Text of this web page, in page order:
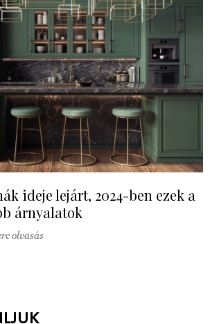
ideje lejárt, 2024-ben ezek a
árnyalatok
olvasás